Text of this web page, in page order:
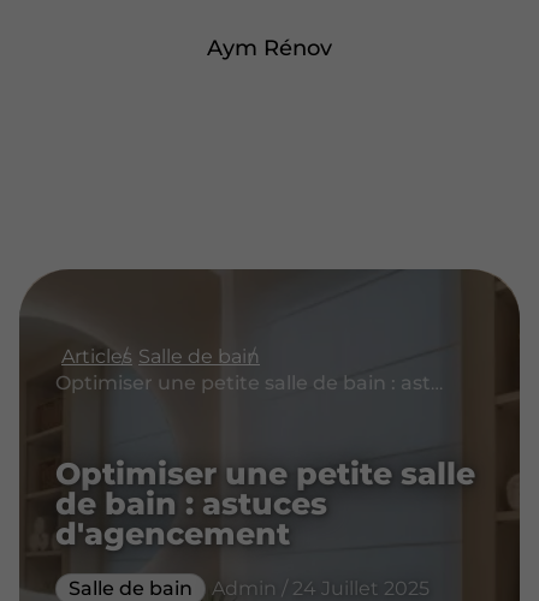
Aym Rénov
Articles Salle de bain
Optimiser une petite salle de bain : astuces d'agencement
Optimiser une petite salle
de bain : astuces
d'agencement
Salle de bain Admin / 24 Juillet 2025